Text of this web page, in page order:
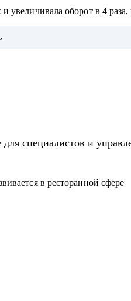
увеличивала оборот в 4
которые успешно
ресторан и банкетный
процессов
специфику маленьких городов.
они хотят.
специалистов и
в ресторанной сфере